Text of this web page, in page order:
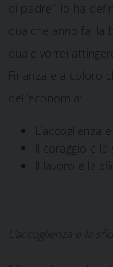
di padre”: lo ha
qualche anno fa,
quale vorrei
Finanza e a coloro
dell’economia:
L’accoglienza
Il coraggio e
Il lavoro e la
L’accoglienza e la